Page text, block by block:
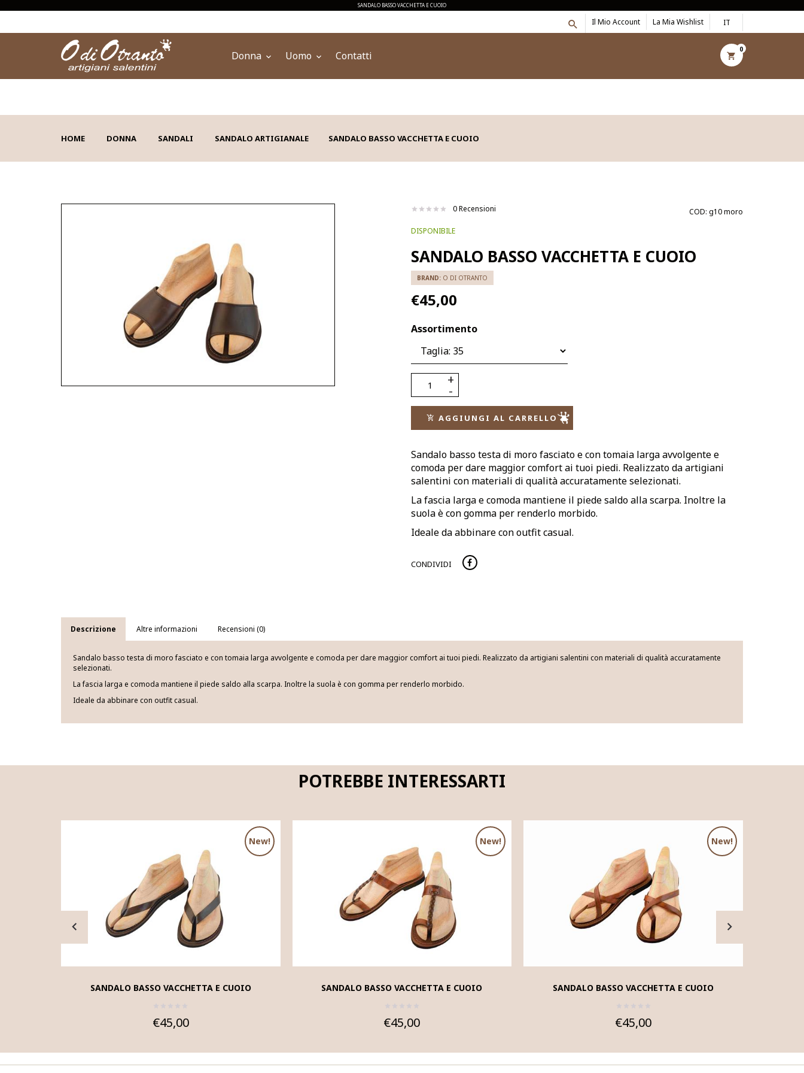
SANDALO BASSO VACCHETTA E CUOIO
IT
Il Mio Account La Mia Wishlist
0
Donna Uomo Contatti
HOME DONNA SANDALI SANDALO ARTIGIANALE SANDALO BASSO VACCHETTA E CUOIO
0 Recensioni COD: g10 moro
DISPONIBILE
SANDALO BASSO VACCHETTA E CUOIO
BRAND:O DI OTRANTO
€45,00
Assortimento
AGGIUNGI AL CARRELLO
Sandalo basso testa di moro fasciato e con tomaia larga avvolgente e
comoda per dare maggior comfort ai tuoi piedi. Realizzato da artigiani
salentini con materiali di qualità accuratamente selezionati.
La fascia larga e comoda mantiene il piede saldo alla scarpa. Inoltre la
suola è con gomma per renderlo morbido.
Ideale da abbinare con outfit casual.
CONDIVIDI
Descrizione Altre informazioni Recensioni (0)
Sandalo basso testa di moro fasciato e con tomaia larga avvolgente e comoda per dare maggior comfort ai tuoi piedi. Realizzato da artigiani salentini con materiali di qualità accuratamente
selezionati.
La fascia larga e comoda mantiene il piede saldo alla scarpa. Inoltre la suola è con gomma per renderlo morbido.
Ideale da abbinare con outfit casual.
POTREBBE INTERESSARTI
New!
SANDALO BASSO VACCHETTA E CUOIO
€45,00
New!
SANDALO BASSO VACCHETTA E CUOIO
€45,00
New!
SANDALO BASSO VACCHETTA E CUOIO
€45,00